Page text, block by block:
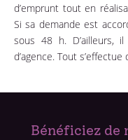
d’emprunt tout en
Si sa demande est
sous 48 h. D’ailleurs,
d’agence. Tout
Bénéficiez de